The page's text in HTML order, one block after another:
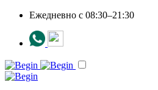
Ежедневно c 08:30–21:30